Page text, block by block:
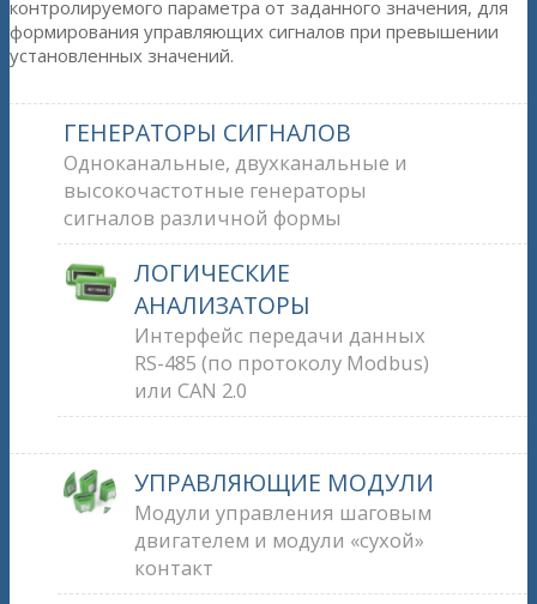
контролируемого параметра от заданного значения, для
формирования управляющих сигналов при превышении
установленных значений.
ГЕНЕРАТОРЫ СИГНАЛОВ
Одноканальные, двухканальные и
высокочастотные генераторы
сигналов различной формы
ЛОГИЧЕСКИЕ
АНАЛИЗАТОРЫ
Интерфейс передачи данных
RS-485 (по протоколу Modbus)
или CAN 2.0
УПРАВЛЯЮЩИЕ МОДУЛИ
Модули управления шаговым
двигателем и модули «сухой»
контакт